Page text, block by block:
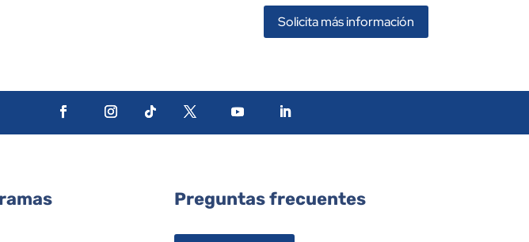
Solicita más información
Preguntas frecuentes